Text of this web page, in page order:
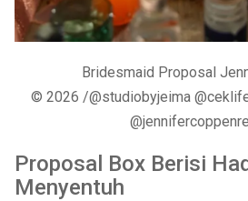
Bridesmaid Proposal
© 2026 /@studiobyjeima
Proposal Box Berisi
Menyentuh